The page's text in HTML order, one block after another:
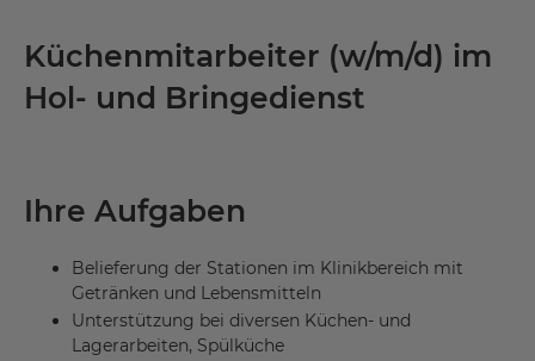
Küchenmitarbeiter (w/m/d) im
Hol- und Bringedienst
Ihre Aufgaben
Belieferung der Stationen im Klinikbereich mit
Getränken und Lebensmitteln
Unterstützung bei diversen Küchen- und
Lagerarbeiten, Spülküche